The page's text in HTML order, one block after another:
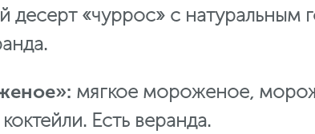
десерт «чуррос» с
мягкое мороженое,
Есть веранда.